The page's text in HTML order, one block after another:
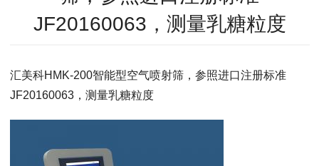
JF20160063，测量乳糖粒度
汇美科HMK-200智能型空气喷射筛，参照进口注册标准
JF20160063，测量乳糖粒度